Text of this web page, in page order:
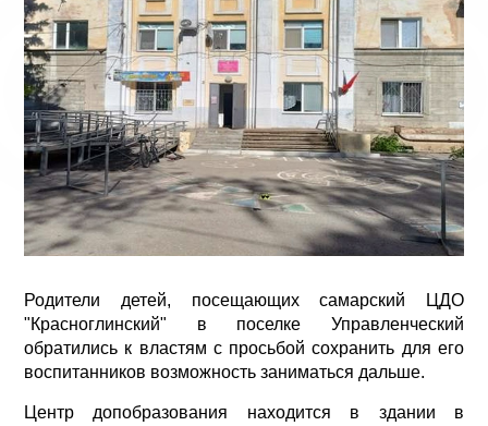
Родители детей, посещающих самарский ЦДО
"Красноглинский" в поселке Управленческий
обратились к властям с просьбой сохранить для его
воспитанников возможность заниматься дальше.
Центр допобразования находится в здании в